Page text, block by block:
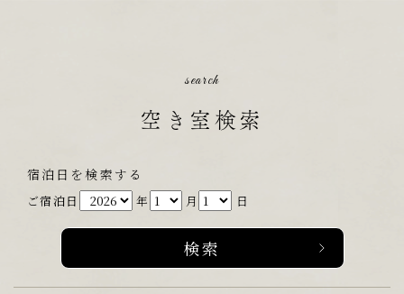
search
空き室検索
宿泊日を検索する
ご宿泊日 年 月 日